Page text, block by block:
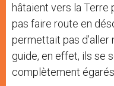
hâtaient vers la Terre
pas faire route en
permettait pas d’aller
guide, en effet, ils se
complètement égarés.